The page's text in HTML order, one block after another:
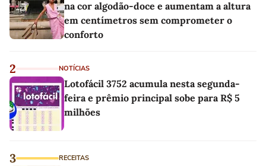
na cor algodão-doce e aumentam a altura
em centímetros sem comprometer o
conforto
2 NOTÍCIAS
Lotofácil 3752 acumula nesta segunda-
feira e prêmio principal sobe para R$ 5
milhões
3 RECEITAS